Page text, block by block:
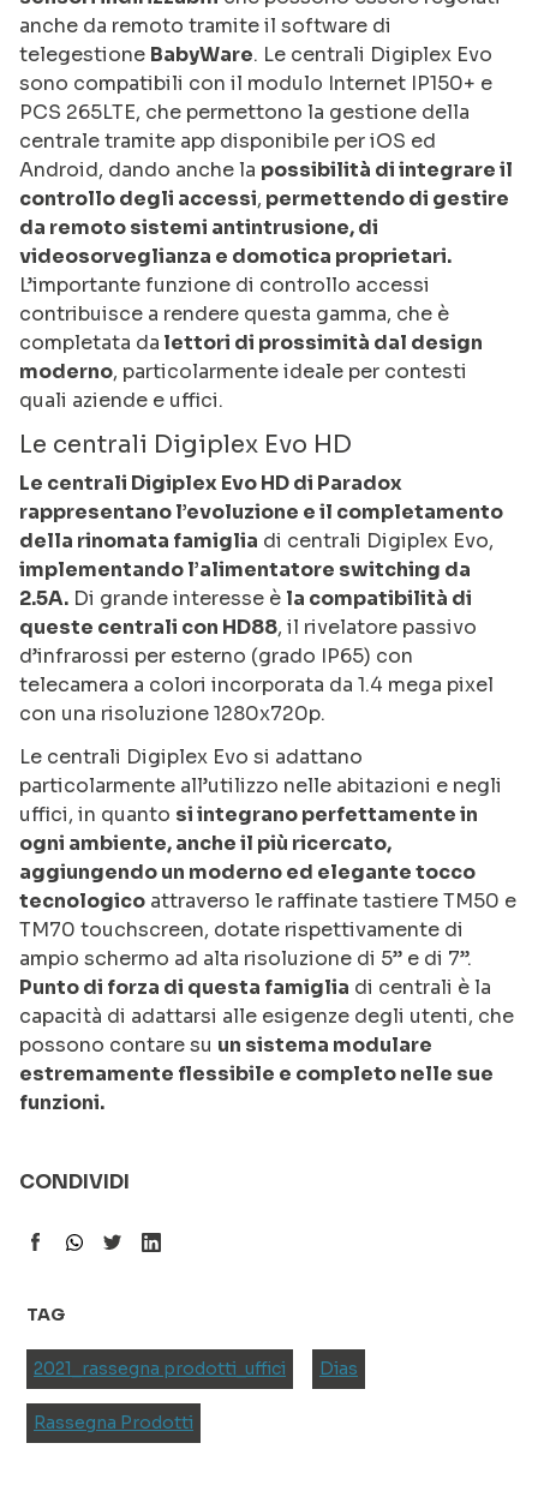
anche da remoto tramite il software di
telegestione BabyWare. Le centrali Digiplex Evo
sono compatibili con il modulo Internet IP150+ e
PCS 265LTE, che permettono la gestione della
centrale tramite app disponibile per iOS ed
Android, dando anche la possibilità di integrare il
controllo degli accessi, permettendo di gestire
da remoto sistemi antintrusione, di
videosorveglianza e domotica proprietari.
L’importante funzione di controllo accessi
contribuisce a rendere questa gamma, che è
completata da lettori di prossimità dal design
moderno, particolarmente ideale per contesti
quali aziende e uffici.
Le centrali Digiplex Evo HD
Le centrali Digiplex Evo HD di Paradox
rappresentano l’evoluzione e il completamento
della rinomata famiglia di centrali Digiplex Evo,
implementando l’alimentatore switching da
2.5A. Di grande interesse è la compatibilità di
queste centrali con HD88, il rivelatore passivo
d’infrarossi per esterno (grado IP65) con
telecamera a colori incorporata da 1.4 mega pixel
con una risoluzione 1280x720p.
Le centrali Digiplex Evo si adattano
particolarmente all’utilizzo nelle abitazioni e negli
uffici, in quanto si integrano perfettamente in
ogni ambiente, anche il più ricercato,
aggiungendo un moderno ed elegante tocco
tecnologico attraverso le raffinate tastiere TM50 e
TM70 touchscreen, dotate rispettivamente di
ampio schermo ad alta risoluzione di 5” e di 7”.
Punto di forza di questa famiglia di centrali è la
capacità di adattarsi alle esigenze degli utenti, che
possono contare su un sistema modulare
estremamente flessibile e completo nelle sue
funzioni.
CONDIVIDI
TAG
2021_rassegna prodotti_uffici Dias
Rassegna Prodotti